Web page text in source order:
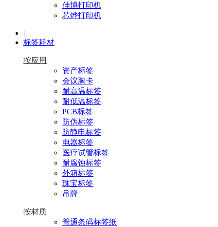
佳博打印机
芯烨打印机
|
标签耗材
按应用
资产标签
会议胸卡
耐高温标签
耐低温标签
PCB标签
防伪标签
防静电标签
电器标签
医疗试管标签
耐腐蚀标签
外箱标签
珠宝标签
吊牌
按材质
普通条码标签纸